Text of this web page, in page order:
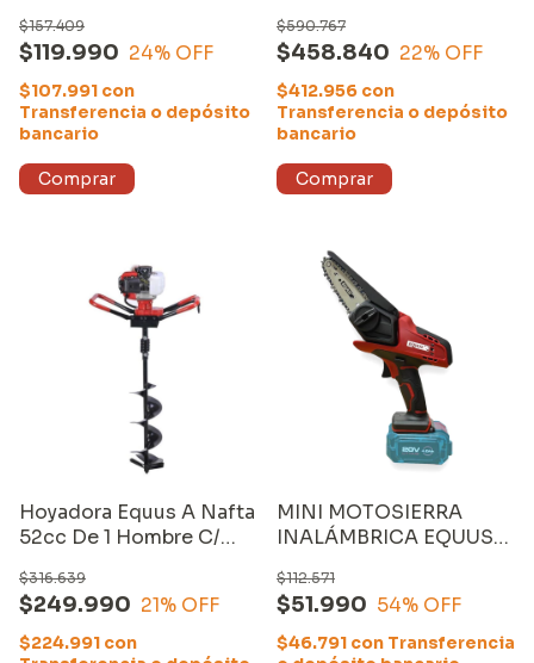
Nafta
$119.990
$157.409
24% OFF
$107.991 con
Transferencia o depósito
bancario
CUATRICICLO o
TRACTOR. MARCA:
EQUUS. MODELO:
SP31108
$458.840
$590.767
22% OFF
$412.956 con
Transferencia o depósito
bancario
Hoyadora Equus A Nafta
52cc De 1 Hombre C/
$249.990
$316.639
21% OFF
$224.991 con
MINI MOTOSIERRA
INALÁMBRICA EQUUS
CARGADOR y sin
BATERÍA)
$51.990
$112.571
54% OFF
$46.791 con Transferencia